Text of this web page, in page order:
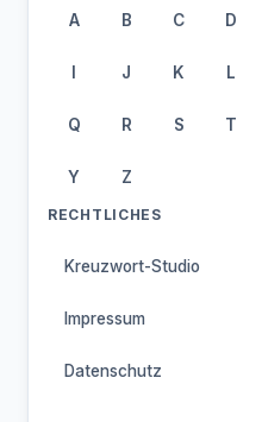
A B C D
I J K L
Q R S T
Y Z
RECHTLICHES
Kreuzwort-Studio
Impressum
Datenschutz